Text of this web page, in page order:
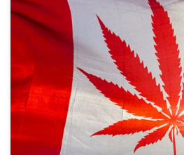
Czy kiedykolwiek chciałeś wiedzieć,
marihuany w całej Kanadzie?
Priceofweed.com porównało wartość
najbardziej dokładnego źródła – od
Kanada • Wysoka jakość: 225,66 USD
jakość: 202,68 USD / oz. (N = 1772) •
oz. (N […]